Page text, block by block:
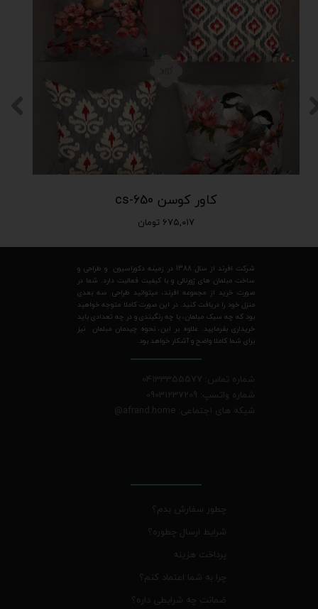
کاور کوسن cs-650
۶۷۵,۰۱۷ تومان
شرکت افرند از سال 1388 در زمینه دکوراسیون و طراحی و
ساخت مبلمان های ژورنالی و با کیفیت فعالیت دارد. شما در
صورت خرید از مجموعه افرند، میتوانید طراحی سه بعدی
منزل خود را دریافت کنید. در این صورت کاملا متوجه خواهید
بود که چه سبک مبلمان، با چه رنگبندی و در چه تعدادی باید
خریداری بفرمایید. علاوه بر این، نحوه چیدمان مبلمان نیز
برای شما کاملا واضح و آشکار خواهد بود.
شماره تماس: 04133355577
شماره واتسپ: 09031237209
شبکه های اجتماعی: afrand.home
@
چطور سفارش بدم؟
شرایط ارسال چطوره؟
پرداخت هزینه
چرا به شما اعتماد کنم؟
ضمانت چه شرایطی داره؟